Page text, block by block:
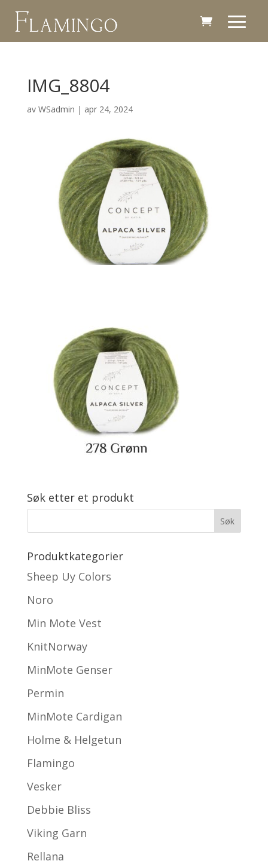
IMG_8804
av WSadmin | apr 24, 2024
Søk etter et produkt
Produktkategorier
Sheep Uy Colors
Noro
Min Mote Vest
KnitNorway
MinMote Genser
Permin
MinMote Cardigan
Holme & Helgetun
Flamingo
Vesker
Debbie Bliss
Viking Garn
Rellana